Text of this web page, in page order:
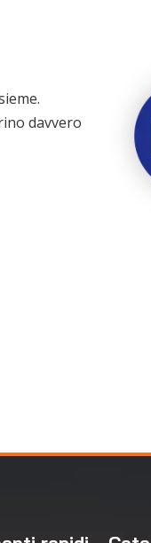
davvero